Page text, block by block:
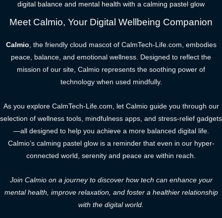
digital balance and mental health with a calming pastel glow
Meet Calmio, Your Digital Wellbeing Companion
Calmio, the friendly cloud mascot of CalmTech-Life.com, embodies
peace, balance, and emotional wellness. Designed to reflect the
mission of our site, Calmio represents the soothing power of
technology when used mindfully.
As you explore CalmTech-Life.com, let Calmio guide you through our
selection of wellness tools, mindfulness apps, and stress-relief gadgets
—all designed to help you achieve a more balanced digital life.
Calmio’s calming pastel glow is a reminder that even in our hyper-
connected world, serenity and peace are within reach.
Join Calmio on a journey to discover how tech can enhance your
mental health, improve relaxation, and foster a healthier relationship
with the digital world.